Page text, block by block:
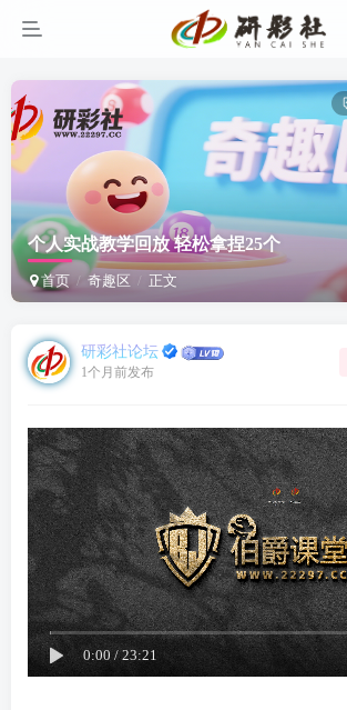
个人实战教学回放 轻松拿捏25个
首页 奇趣区 正文
研彩社论坛
1个月前发布
0:00 /23:21